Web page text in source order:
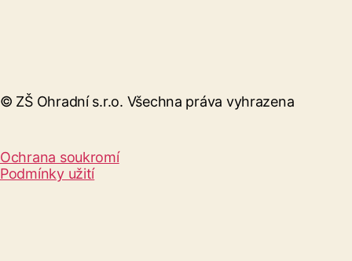
© ZŠ Ohradní s.r.o. Všechna práva vyhrazena
Ochrana soukromí
Podmínky užití